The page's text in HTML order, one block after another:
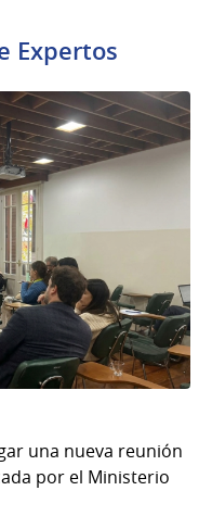
Expertos
una nueva reunión
por el Ministerio